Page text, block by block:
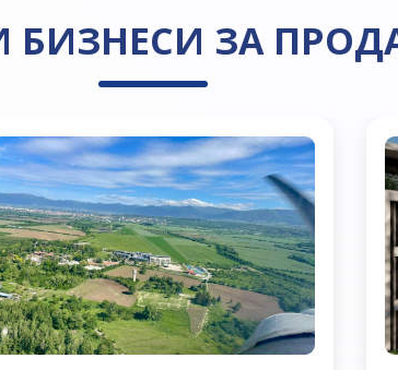
БИЗНЕСИ ЗА